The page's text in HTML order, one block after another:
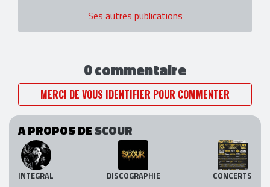
Ses autres publications
0 commentaire
MERCI DE VOUS IDENTIFIER POUR COMMENTER
A PROPOS DESCOUR
INTEGRAL DISCOGRAPHIE CONCERTS